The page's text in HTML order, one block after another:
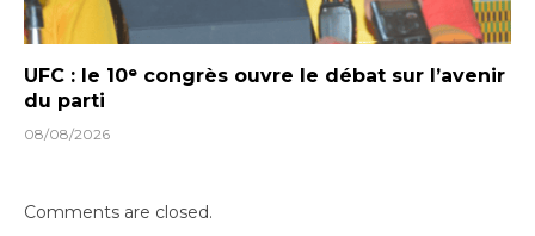
UFC : le 10ᵉ congrès ouvre le débat sur l’avenir
du parti
08/08/2026
Comments are closed.